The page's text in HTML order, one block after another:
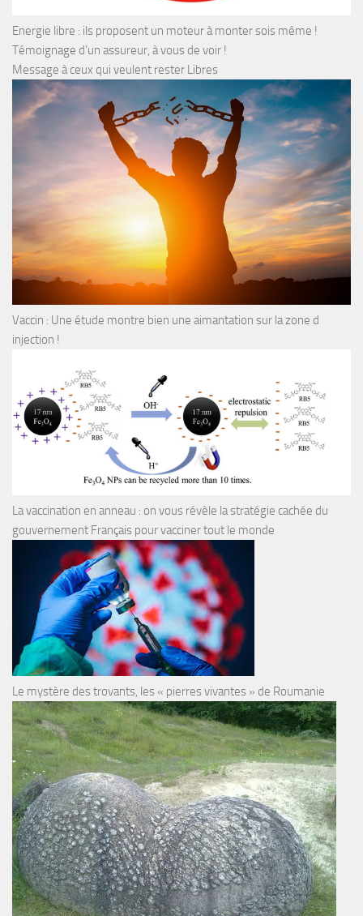
Energie libre : ils proposent un moteur à monter sois même !
Témoignage d’un assureur, à vous de voir !
Message à ceux qui veulent rester Libres
Vaccin : Une étude montre bien une aimantation sur la zone d
injection !
La vaccination en anneau : on vous révèle la stratégie cachée du
gouvernement Français pour vacciner tout le monde
Le mystère des trovants, les « pierres vivantes » de Roumanie